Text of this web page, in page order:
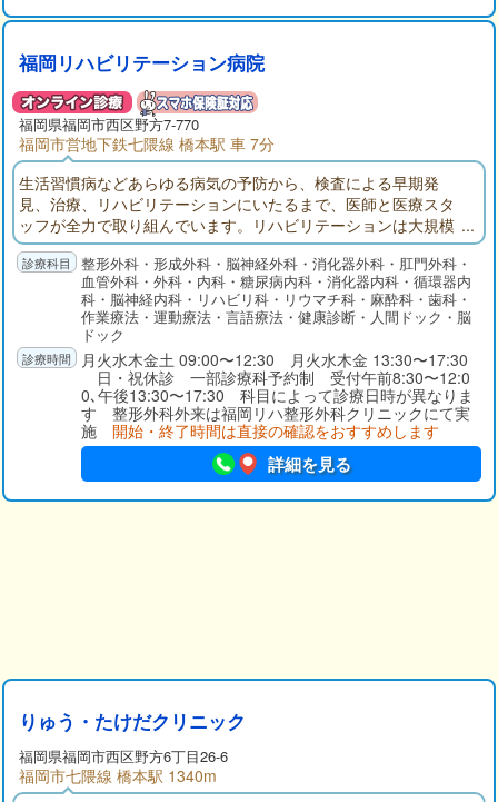
も支障がないように配慮しています。このように患者さまのラ
吸症候群の検査は予約が必要となります。
福岡リハビリテーション病院
福岡県福岡市西区野方7-770
福岡市営地下鉄七隈線 橋本駅 車 7分
生活習慣病などあらゆる病気の予防から、検査による早期発
見、治療、リハビリテーションにいたるまで、医師と医療スタ
ッフが全力で取り組んでいます。リハビリテーションは大規模
施設を備え、特に脳卒中など脳血管疾患のリハビリで、多くの
方を自宅復帰・社会復帰までサポートしています。整形外科の
専門性に特化した福岡リハ整形外科クリニックが隣接し、健康
増進・疾病予防を促すスポーツメディカルセンターも併設して
整形外科・形成外科・脳神経外科・消化器外科・肛門外科・
血管外科・外科・内科・糖尿病内科・消化器内科・循環器内
科・脳神経内科・リハビリ科・リウマチ科・麻酔科・歯科・
作業療法・運動療法・言語療法・健康診断・人間ドック・脳
ドック
月火水木金土 09:00〜12:30 月火水木金 13:30〜17:30
日・祝休診 一部診療科予約制 受付午前8:30〜12:0
0､午後13:30〜17:30 科目によって診療日時が異なりま
す 整形外科外来は福岡リハ整形外科クリニックにて実
施 開始・終了時間は直接の確認をおすすめします
詳細を見る
りゅう・たけだクリニック
福岡県福岡市西区野方6丁目26-6
福岡市七隈線 橋本駅 1340m